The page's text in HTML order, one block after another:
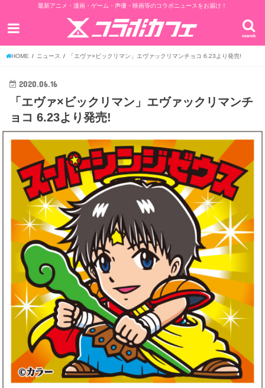
最新アニメ・漫画・ゲーム・声優・映画等のコラボニュースをお届け！
search
HOME ニュース 「エヴァ×ビックリマン」エヴァックリマンチョコ 6.23より発売!
2020.06.16
「エヴァ×ビックリマン」エヴァックリマンチ
ョコ 6.23より発売!